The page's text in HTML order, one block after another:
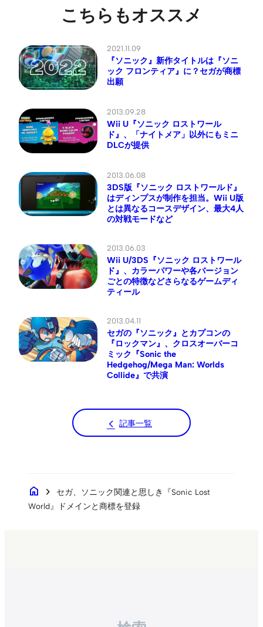
こちらもオススメ
2021.11.09
『ソニック』新作タイトルは『ソニ
ック フロンティア』に？セガが商標
出願
2013.09.28
Wii U『ソニック ロストワール
ド』、「ナイトメア」以外にもミニ
DLCが提供
2013.06.08
3DS版『ソニック ロストワールド』
はディンプスが制作を担当。Wii U版
とは異なるコースデザイン、最大4人
の対戦モードなど
2013.06.03
Wii U/3DS『ソニック ロストワール
ド』、カラーパワーや各バージョン
ごとの特徴などさらなるゲームディ
ティール
2013.04.11
セガの『ソニック』とカプコンの
『ロックマン』、クロスオーバーコ
ミック『Sonic the
Hedgehog/Mega Man: Worlds
Collide』で共演
記事一覧
home chevron_right
セガ、ソニック関連と思しき『Sonic Lost
World』ドメインと商標を登録